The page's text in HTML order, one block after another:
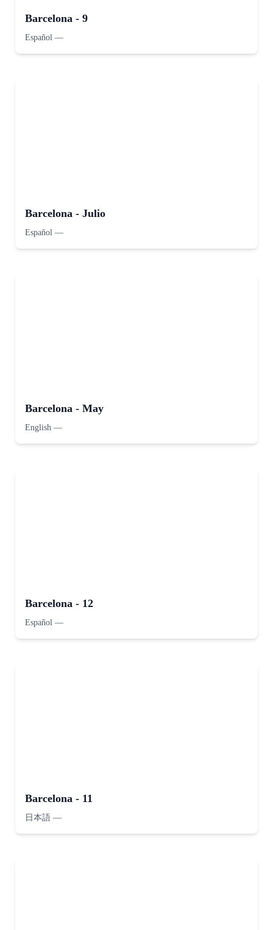
Barcelona - 9
Español —
Barcelona - Julio
Español —
Barcelona - May
English —
Barcelona - 12
Español —
Barcelona - 11
日本語 —